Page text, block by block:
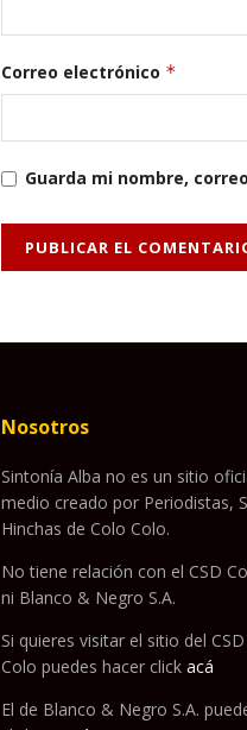
Correo electrónico *
Guarda mi nombre,
Nosotros
Sintonía Alba no es un sitio
medio creado por Periodistas,
Hinchas de Colo Colo.
No tiene relación con el CSD
ni Blanco & Negro S.A.
Si quieres visitar el sitio del
Colo puedes hacer click acá
El de Blanco & Negro S.A.